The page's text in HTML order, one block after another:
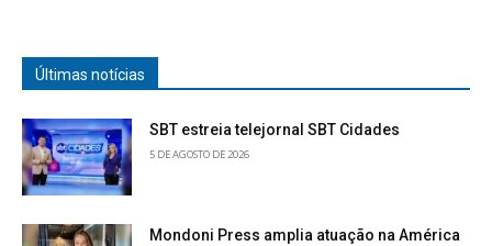
Últimas notícias
SBT estreia telejornal SBT Cidades
5 DE AGOSTO DE 2026
Mondoni Press amplia atuação na América